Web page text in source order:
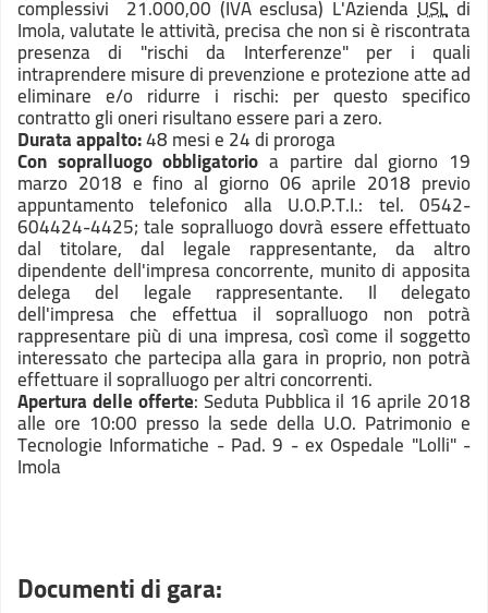
complessivi  21.000,00 (IVA esclusa) L'AziendaUSL di
Imola, valutate le attività, precisa che non si è riscontrata
presenza di "rischi da Interferenze" per i quali
intraprendere misure di prevenzione e protezione atte ad
eliminare e/o ridurre i rischi: per questo specifico
contratto gli oneri risultano essere pari a zero.
Durata appalto:48 mesi e 24 di proroga
Con sopralluogo obbligatorio a partire dal giorno 19
marzo 2018 e fino al giorno 06 aprile 2018 previo
appuntamento telefonico alla U.O.P.T.I.: tel. 0542-
604424-4425; tale sopralluogo dovrà essere effettuato
dal titolare, dal legale rappresentante, da altro
dipendente dell'impresa concorrente, munito di apposita
delega del legale rappresentante. Il delegato
dell'impresa che effettua il sopralluogo non potrà
rappresentare più di una impresa, così come il soggetto
interessato che partecipa alla gara in proprio, non potrà
effettuare il sopralluogo per altri concorrenti.
Apertura delle offerte: Seduta Pubblica il 16 aprile 2018
alle ore 10:00 presso la sede della U.O. Patrimonio e
Tecnologie Informatiche - Pad. 9 - ex Ospedale "Lolli" -
Imola
Documenti di gara: